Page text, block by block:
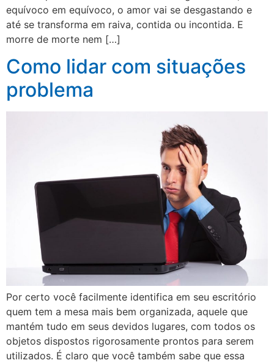
equívoco em equívoco, o amor vai se desgastando e
até se transforma em raiva, contida ou incontida. E
morre de morte nem […]
Como lidar com situações
problema
Por certo você facilmente identifica em seu escritório
quem tem a mesa mais bem organizada, aquele que
mantém tudo em seus devidos lugares, com todos os
objetos dispostos rigorosamente prontos para serem
utilizados. É claro que você também sabe que essa